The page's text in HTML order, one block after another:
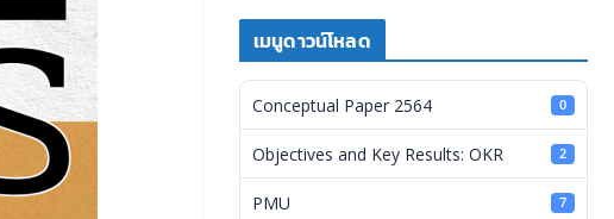
เมนูดาวน์โหลด
Conceptual Paper 2564 0
Objectives and Key Results: OKR 2
PMU 7